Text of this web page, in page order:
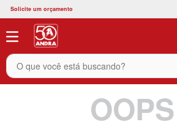
Solicite um orçamento
O que você está buscando?